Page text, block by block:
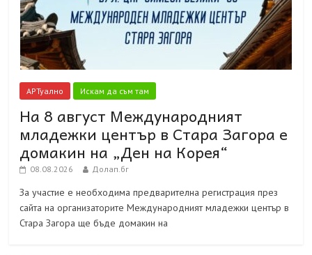
АРТуално Искам да съм там
На 8 август Международният
младежки център в Стара Загора е
домакин на „Ден на Корея“
08.08.2026 Долап.бг
За участие е необходима предварителна регистрация през
сайта на организаторите Международният младежки център в
Стара Загора ще бъде домакин на